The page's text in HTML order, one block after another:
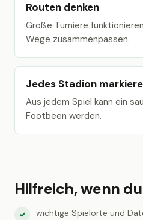
Routen denken
Große Turniere
Wege zusammenpassen.
Jedes Stadion
Aus jedem Spiel kann ein
Footbeen werden.
Hilfreich, wenn du
✓ wichtige Spielorte und